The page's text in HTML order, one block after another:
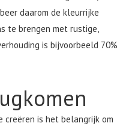
daarom de kleurrijke
te brengen met rustige,
is bijvoorbeeld 70%
creëren is het belangrijk om